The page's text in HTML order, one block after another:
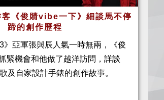
客《俊䝼vibe一下》細談馬不停
蹄的創作歷程
3》亞軍張與辰人氣一時無兩，《俊
緊機會和他做了越洋訪問，詳談
及自家設計手錶的創作故事。